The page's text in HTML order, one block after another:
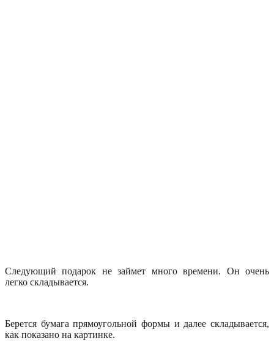
Следующий подарок не займет много времени. Он очень
легко складывается.
Берется бумага прямоугольной формы и далее складывается,
как показано на картинке.